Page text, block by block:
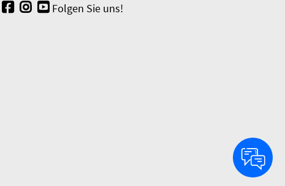
Folgen Sie uns!